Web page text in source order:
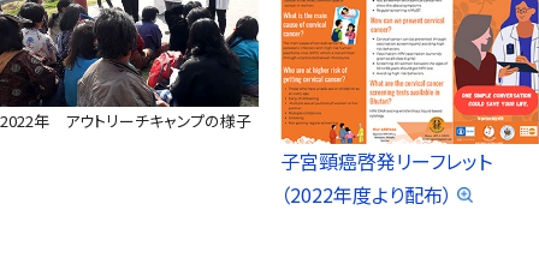
2022年 アウトリーチキャンプの様子
子宮頸癌啓発リーフレット
（2022年度より配布）